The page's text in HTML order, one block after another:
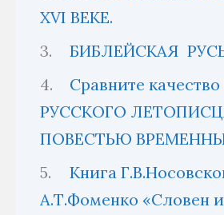
XVI ВЕКЕ.
БИБЛЕЙСКАЯ
Сравните
РУССКОГО
ПОВЕСТЬЮ
Книга
А.Т.Фоменко «Словен